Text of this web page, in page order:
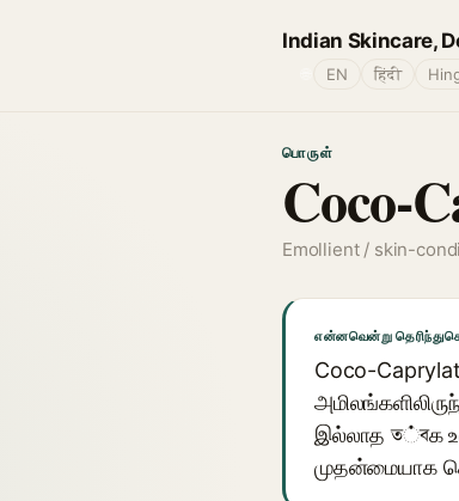
Indian Skincare,
EN हिंदी
பொருள்
Coco-
Emollient / skin-
என்னவென்று
Coco-
இல்லாத ত்বக
முதன்மையாக